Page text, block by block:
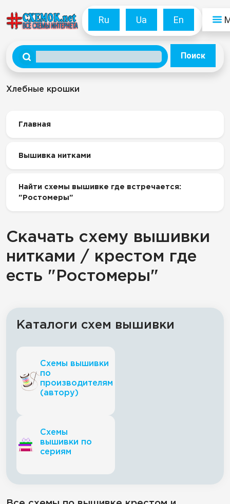
Ru Ua En
Поиск
Хлебные крошки
Главная
Вышивка нитками
Найти схемы вышивке где встречается:
"Ростомеры"
Скачать схему вышивки
нитками / крестом где
есть "Ростомеры"
Каталоги схем вышивки
Схемы вышивки
по
производителям
(автору)
Схемы
вышивки по
сериям